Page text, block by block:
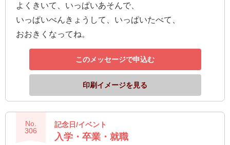
よくきいて、いっぱいあそんで、
いっぱいべんきょうして、いっぱいたべて、
おおきくなってね。
このメッセージで申込む
印刷イメージを見る
No.
306
記念日/イベント
入学・卒業・就職